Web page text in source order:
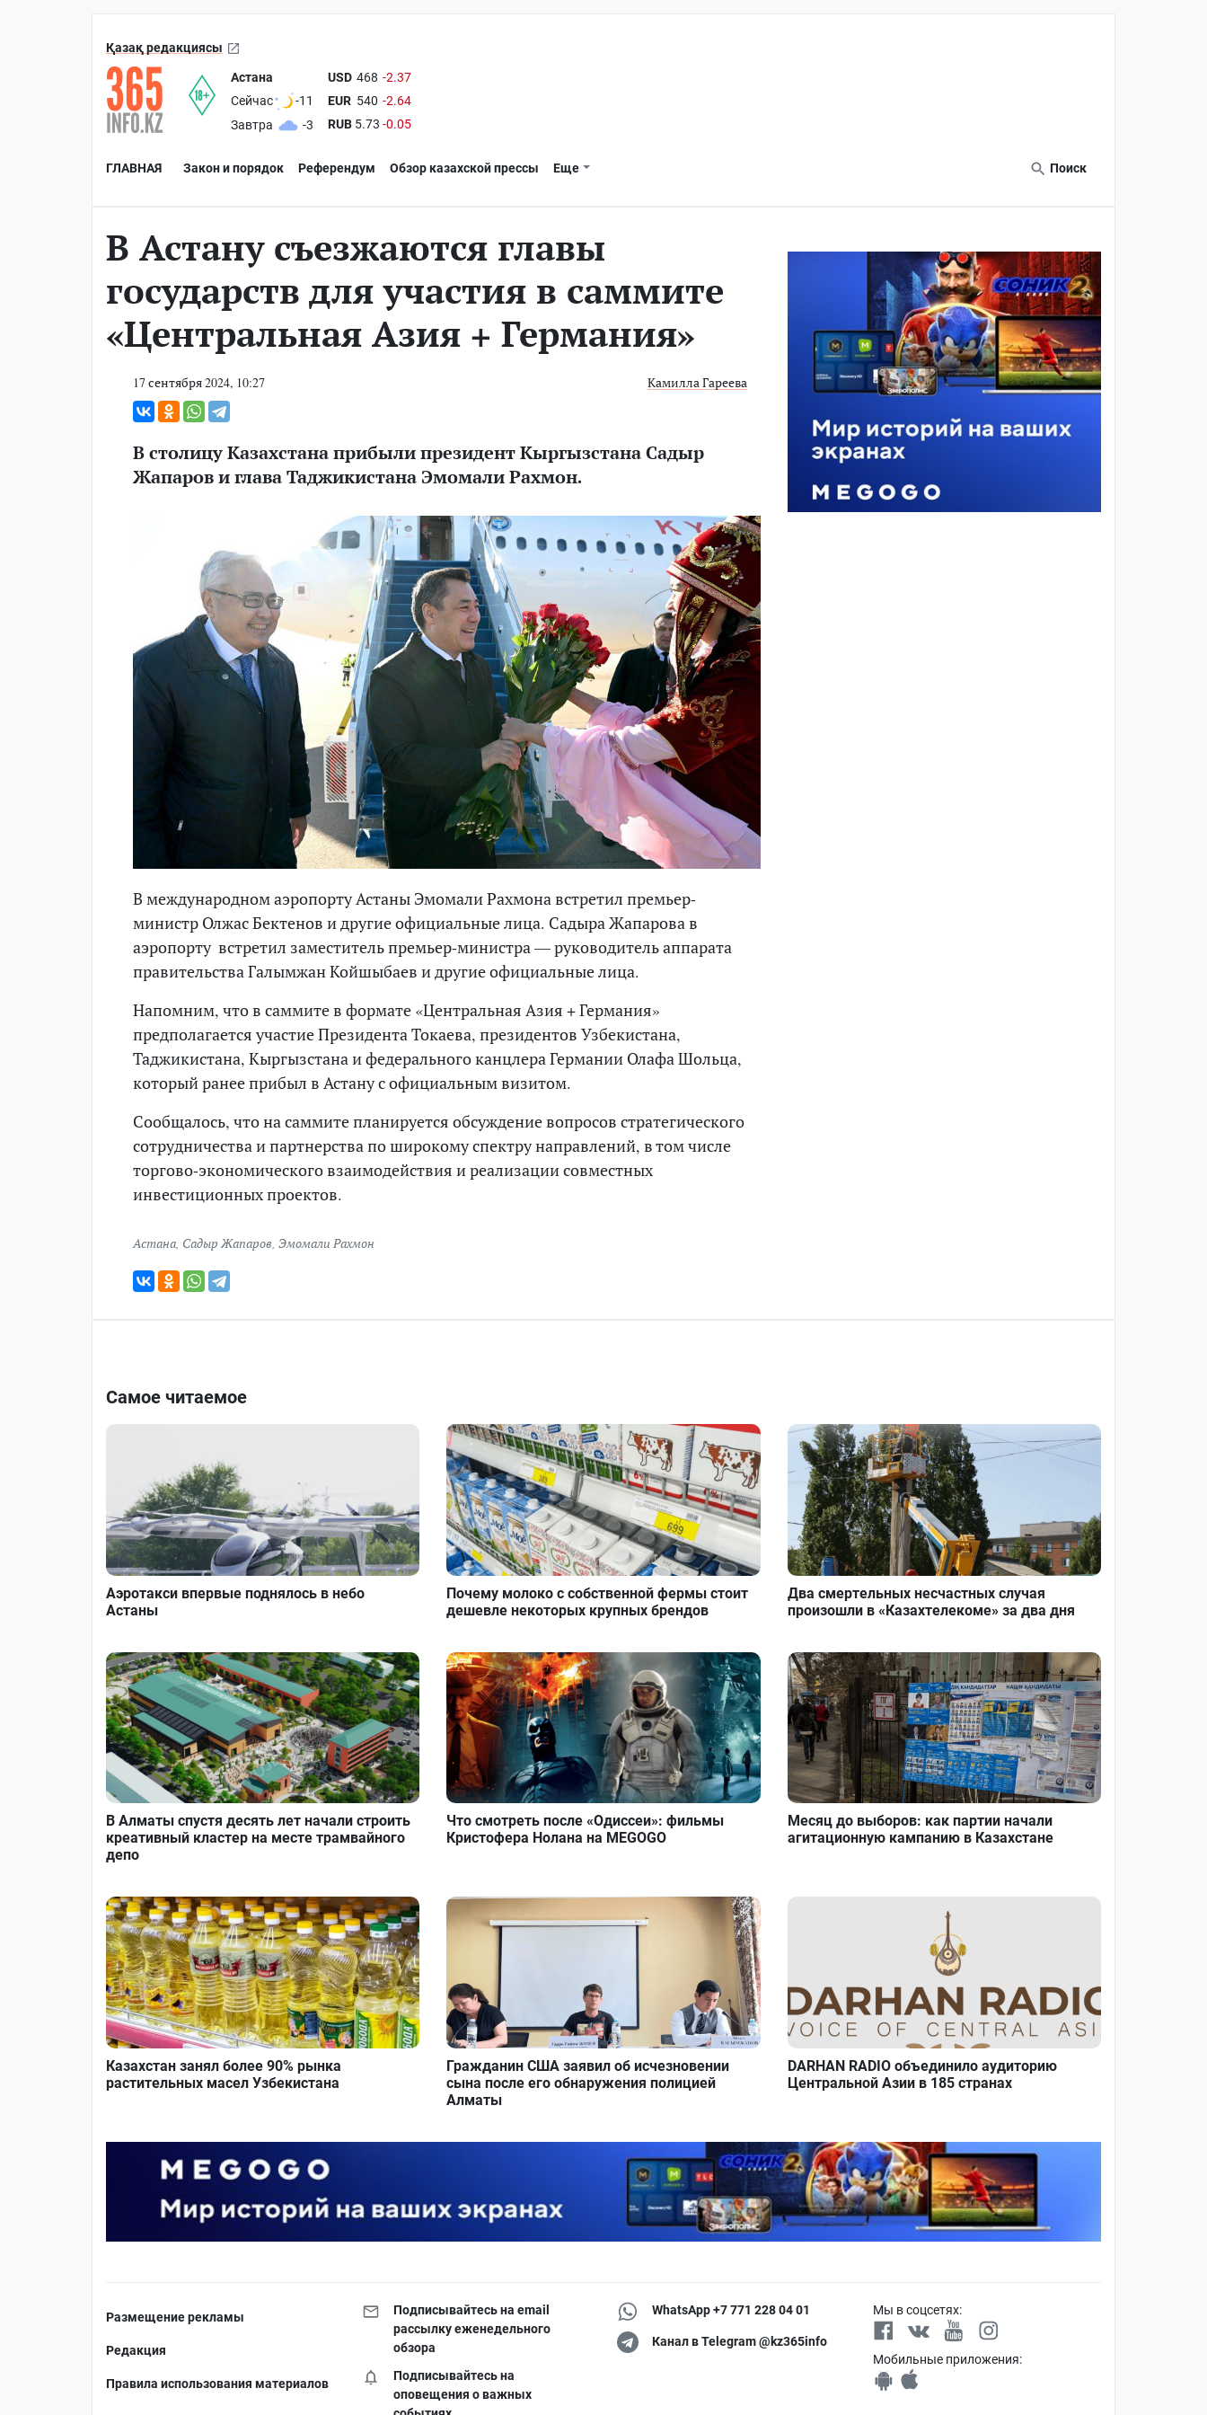
Қазақ редакциясы
Астана
Сейчас
-11
Завтра
-3
USD 468 -2.37
EUR 540 -2.64
RUB 5.73 -0.05
ГЛАВНАЯ Закон и порядок Референдум Обзор казахской прессы Еще Поиск
В Астану съезжаются главы
государств для участия в саммите
«Центральная Азия + Германия»
17 сентября 2024, 10:27 Камилла Гареева
В столицу Казахстана прибыли президент Кыргызстана Садыр
Жапаров и глава Таджикистана Эмомали Рахмон.
В международном аэропорту Астаны Эмомали Рахмона встретил премьер-
министр Олжас Бектенов и другие официальные лица. Садыра Жапарова в
аэропорту встретил заместитель премьер-министра — руководитель аппарата
правительства Галымжан Койшыбаев и другие официальные лица.
Напомним, что в саммите в формате «Центральная Азия + Германия»
предполагается участие Президента Токаева, президентов Узбекистана,
Таджикистана, Кыргызстана и федерального канцлера Германии Олафа Шольца,
который ранее прибыл в Астану с официальным визитом.
Сообщалось, что на саммите планируется обсуждение вопросов стратегического
сотрудничества и партнерства по широкому спектру направлений, в том числе
торгово-экономического взаимодействия и реализации совместных
инвестиционных проектов.
Астана, Садыр Жапаров, Эмомали Рахмон
Самое читаемое
Аэротакси впервые поднялось в небо
Астаны
Почему молоко с собственной фермы стоит
дешевле некоторых крупных брендов
Два смертельных несчастных случая
произошли в «Казахтелекоме» за два дня
В Алматы спустя десять лет начали строить
креативный кластер на месте трамвайного
депо
Что смотреть после «Одиссеи»: фильмы
Кристофера Нолана на MEGOGO
Месяц до выборов: как партии начали
агитационную кампанию в Казахстане
Казахстан занял более 90% рынка
растительных масел Узбекистана
Гражданин США заявил об исчезновении
сына после его обнаружения полицией
Алматы
DARHAN RADIO объединило аудиторию
Центральной Азии в 185 странах
Размещение рекламы
Редакция
Правила использования материалов
Подписывайтесь на email
рассылку еженедельного
обзора
Подписывайтесь на
оповещения о важных
WhatsApp +7 771 228 04 01
Канал в Telegram @kz365info
Мы в соцсетях:
Мобильные приложения: